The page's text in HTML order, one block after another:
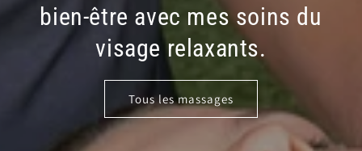
bien-être avec mes soins du
visage relaxants.
Tous les massages